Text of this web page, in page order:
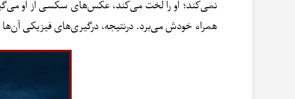
نمی‌کند؛ او را لخت می‌کند، عکس‌های سکسی از او
همراه خودش می‌برد. درنتیجه، درگیری‌های فیزیکی آن‌ها